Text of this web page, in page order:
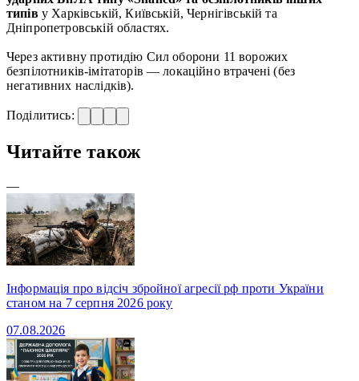
типіву Харківській, Київській, Чернігівській та
Дніпропетровській областях.
Через активну протидію Сил оборони 11 ворожих
безпілотників-імітаторів — локаційно втрачені (без
негативних наслідків).
Поділитись:
Читайте також
—
Інформація про відсіч збройної агресії рф проти України
станом на 7 серпня 2026 року
07.08.2026